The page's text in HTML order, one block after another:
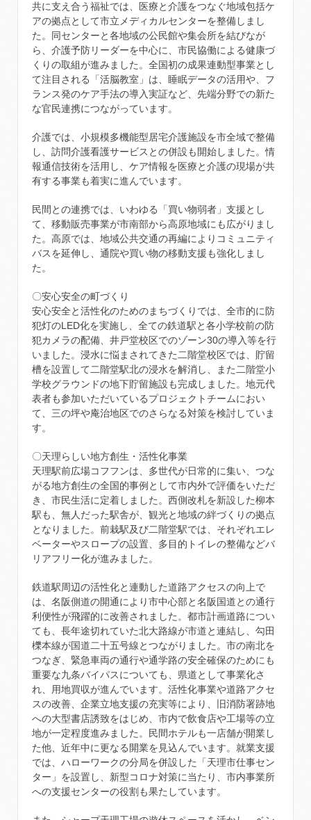
共に支え合う福祉では、医療と介護をつなぐ地域包括ケ
アの拠点として市立メディカルセンターを整備しまし
た。同センターと各地域の公民館や集会所を結びなが
ら、介護予防リーダーを中心に、市民協働による健康づ
くりの取組が進みました。全国初の成果連動型事業とし
て注目される「活脳教室」は、睡眠データの活用や、フ
ランス発のケア手法の導入実証など、先端分野での新た
な官民連携につながっています。
介護では、小規模多機能型居宅介護施設を市全域で整備
し、訪問介護看護サービスとの併設も開始しました。情
報通信技術を活用し、ケア情報を医療と介護の現場が共
有する事業も着実に進んでいます。
民間との連携では、いわゆる「買い物弱者」支援とし
て、移動販売事業が市南部から高原地域にも広がりまし
た。高原では、地域公共交通の再編によりコミュニティ
バスを延伸し、通院や買い物の移動支援も強化しまし
た。
〇安心安全の町づくり
安心安全と活性化のためのまちづくりでは、全市的に防
犯灯のLED化を実施し、全ての鉄道駅と各小学校前の防
犯カメラの配備、井戸堂校区でのゾーン30の導入等を行
いました。浸水に悩まされてきた二階堂校区では、貯留
槽を設置して二階堂駅北の浸水を解消し、また二階堂小
学校グラウンドの地下貯留施設も完成しました。地元代
表者も参加いただいているプロジェクトチームにおい
て、三の坪や庵治地区でのさらなる対策を検討していま
す。
〇天理らしい地方創生・活性化事業
天理駅前広場コフフンは、多世代が日常的に集い、つな
がる地方創生の全国的事例として市内外で評価をいただ
き、市民生活に定着しました。西側改札を新設した柳本
駅も、無人だった駅舎が、観光と地域の絆づくりの拠点
となりました。前栽駅及び二階堂駅では、それぞれエレ
ベーターやスロープの設置、多目的トイレの整備などバ
リアフリー化が進みました。
鉄道駅周辺の活性化と連動した道路アクセスの向上で
は、名阪側道の開通により市中心部と名阪国道との通行
利便性が飛躍的に改善されました。都市計画道路につい
ても、長年途切れていた北大路線が市道と連結し、勾田
櫟本線が国道二十五号線とつながりました。市の南北を
つなぎ、緊急車両の通行や通学路の安全確保のためにも
重要な九条バイパスについても、県道として事業化さ
れ、用地買収が進んでいます。活性化事業や道路アクセ
スの改善、企業立地支援の充実等により、旧消防署跡地
への大型書店誘致をはじめ、市内で飲食店や工場等の立
地が一定程度進みました。民間ホテルも一店舗が開業し
た他、近年中に更なる開業を見込んでいます。就業支援
では、ハローワークの分局を併設した「天理市仕事セン
ター」を設置し、新型コロナ対策に当たり、市内事業所
への支援センターの役割も果たしています。